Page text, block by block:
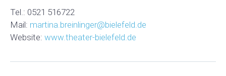
Tel.: 0521 516722
Mail: martina.breinlinger@bielefeld.de
Website: www.theater-bielefeld.de